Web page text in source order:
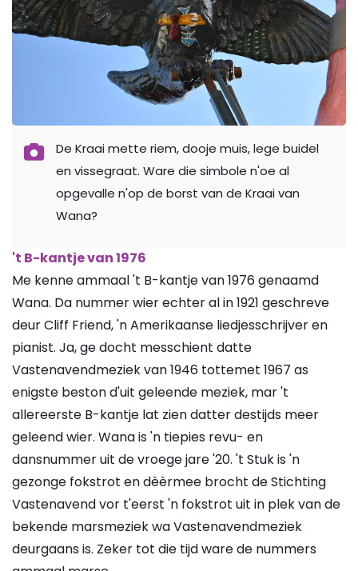
De Kraai mette riem, dooje muis, lege buidel
en vissegraat. Ware die simbole n'oe al
opgevalle n'op de borst van de Kraai van
Wana?
't B-kantje van 1976
Me kenne ammaal 't B-kantje van 1976 genaamd
Wana. Da nummer wier echter al in 1921 geschreve
deur Cliff Friend, 'n Amerikaanse liedjesschrijver en
pianist. Ja, ge docht messchient datte
Vastenavendmeziek van 1946 tottemet 1967 as
enigste beston d'uit geleende meziek, mar 't
allereerste B-kantje lat zien datter destijds meer
geleend wier. Wana is 'n tiepies revu- en
dansnummer uit de vroege jare '20. 't Stuk is 'n
gezonge fokstrot en dèèrmee brocht de Stichting
Vastenavend vor t'eerst 'n fokstrot uit in plek van de
bekende marsmeziek wa Vastenavendmeziek
deurgaans is. Zeker tot die tijd ware de nummers